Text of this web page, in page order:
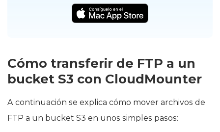
Cómo transferir de FTP a un
bucket S3 con CloudMounter
A continuación se explica cómo mover archivos de
FTP a un bucket S3 en unos simples pasos: